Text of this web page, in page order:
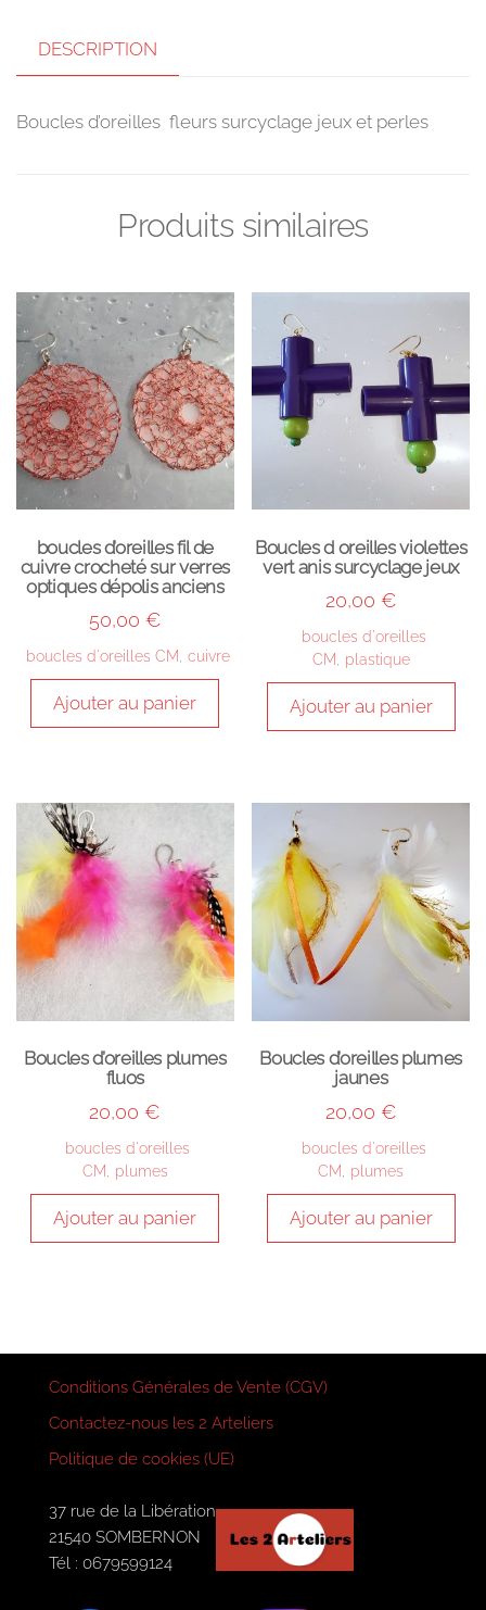
perles
DESCRIPTION
Boucles d’oreilles fleurs surcyclage jeux et perles
Produits similaires
boucles d’oreilles fil de
cuivre crocheté sur verres
optiques dépolis anciens
50,00 €
boucles d'oreilles CM cuivre
Ajouter au panier
Boucles d oreilles violettes
vert anis surcyclage jeux
20,00 €
boucles d'oreilles
CM
plastique
Ajouter au panier
Boucles d’oreilles plumes
fluos
20,00€
boucles d'oreilles
CM
plumes
Ajouter au panier
Boucles d’oreilles plumes
jaunes
20,00 €
boucles d'oreilles
CM
plumes
Ajouter au panier
Conditions Générales de Vente (CGV)
Contactez-nous les 2 Arteliers
Politique de cookies (UE)
37 rue de la Libération
21540 SOMBERNON
Tél : 0679599124